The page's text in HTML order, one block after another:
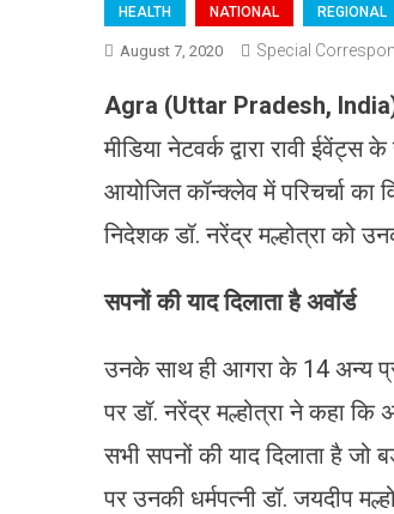
HEALTH NATIONAL REGIONAL
August 7, 2020 Special
Agra (Uttar Pradesh,
मीडिया नेटवर्क द्वारा रावी
आयोजित कॉन्क्लेव में परिचर्चा का
निदेशक डॉ. नरेंद्र मल्होत्रा को
सपनों की याद दिलाता है अवॉर्ड
उनके साथ ही आगरा के 14 अन्य
पर डॉ. नरेंद्र मल्होत्रा ने कहा
सभी सपनों की याद दिलाता है
पर उनकी धर्मपत्नी डॉ. जयदीप